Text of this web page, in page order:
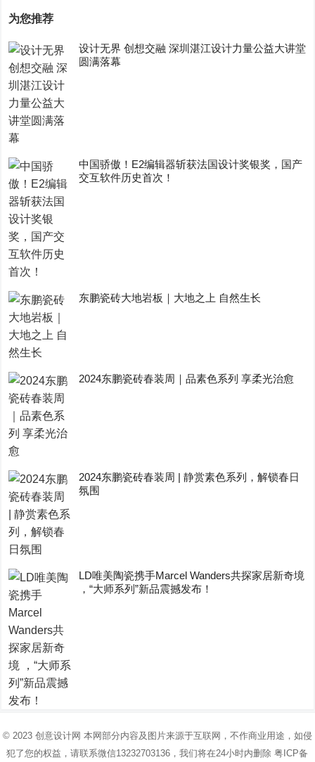
为您推荐
设计无界 创想交融 深圳湛江设计力量公益大讲堂
圆满落幕
中国骄傲！E2编辑器斩获法国设计奖银奖，国产
交互软件历史首次！
东鹏瓷砖大地岩板｜大地之上 自然生长
2024东鹏瓷砖春装周｜品素色系列 享柔光治愈
2024东鹏瓷砖春装周 | 静赏素色系列，解锁春日
氛围
LD唯美陶瓷携手Marcel Wanders共探家居新奇境
，“大师系列”新品震撼发布！
© 2023 创意设计网 本网部分内容及图片来源于互联网，不作商业用途，如侵
犯了您的权益，请联系微信13232703136，我们将在24小时内删除粤ICP备